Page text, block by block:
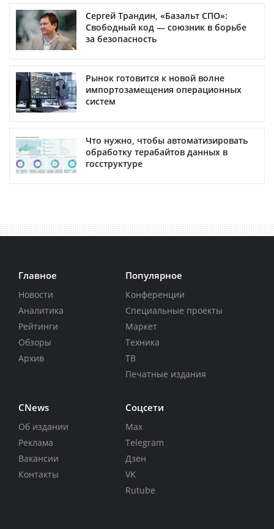
Сергей Трандин, «Базальт СПО»:
Свободный код — союзник в борьбе
за безопасность
Рынок готовится к новой волне
импортозамещения операционных
систем
Что нужно, чтобы автоматизировать
обработку терабайтов данных в
госструктуре
Главное
Новости
Аналитика
Рейтинги
Обзоры
Архив
Популярное
Конференции
Специальные проекты
Маркет
Техника
ТВ
Печатные издания
CNews
Об издании
Реклама
Вакансии
Контакты
Соцсети
Max
Telegram
Дзен
VK
Rutube